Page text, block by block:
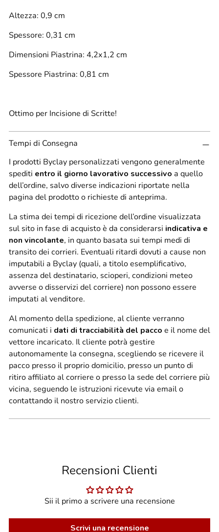
Altezza: 0,9 cm
Spessore: 0,31 cm
Dimensioni Piastrina: 4,2x1,2 cm
Spessore Piastrina: 0,81 cm
Ottimo per Incisione di Scritte!
Tempi di Consegna
I prodotti Byclay personalizzati vengono generalmente
spediti entro il giorno lavorativo successivo a quello
dell’ordine, salvo diverse indicazioni riportate nella
pagina del prodotto o richieste di anteprima.
La stima dei tempi di ricezione dell’ordine visualizzata
sul sito in fase di acquisto è da considerarsi indicativa e
non vincolante, in quanto basata sui tempi medi di
transito dei corrieri. Eventuali ritardi dovuti a cause non
imputabili a Byclay (quali, a titolo esemplificativo,
assenza del destinatario, scioperi, condizioni meteo
avverse o disservizi del corriere) non possono essere
imputati al venditore.
Al momento della spedizione, al cliente verranno
comunicati i dati di tracciabilità del pacco e il nome del
vettore incaricato. Il cliente potrà gestire
autonomamente la consegna, scegliendo se ricevere il
pacco presso il proprio domicilio, presso un punto di
ritiro affiliato al corriere o presso la sede del corriere più
vicina, seguendo le istruzioni ricevute via email o
contattando il nostro servizio clienti.
Recensioni Clienti
Sii il primo a scrivere una recensione
Scrivi una recensione